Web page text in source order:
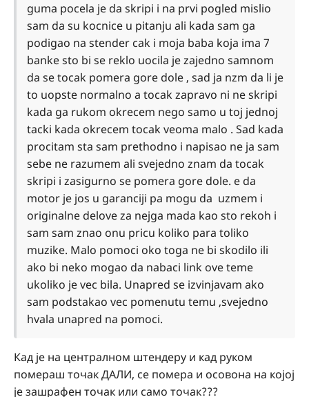
guma pocela je da skripi i na prvi pogled mislio
sam da su kocnice u pitanju ali kada sam ga
podigao na stender cak i moja baba koja ima 7
banke sto bi se reklo uocila je zajedno samnom
da se tocak pomera gore dole , sad ja nzm da li je
to uopste normalno a tocak zapravo ni ne skripi
kada ga rukom okrecem nego samo u toj jednoj
tacki kada okrecem tocak veoma malo . Sad kada
procitam sta sam prethodno i napisao ne ja sam
sebe ne razumem ali svejedno znam da tocak
skripi i zasigurno se pomera gore dole. e da
motor je jos u garanciji pa mogu da uzmem i
originalne delove za nejga mada kao sto rekoh i
sam sam znao onu pricu koliko para toliko
muzike. Malo pomoci oko toga ne bi skodilo ili
ako bi neko mogao da nabaci link ove teme
ukoliko je vec bila. Unapred se izvinjavam ako
sam podstakao vec pomenutu temu ,svejedno
hvala unapred na pomoci.
Кад је на централном штендеру и кад руком
помераш точак ДАЛИ, се помера и осовона на којој
је зашрафен точак или само точак???